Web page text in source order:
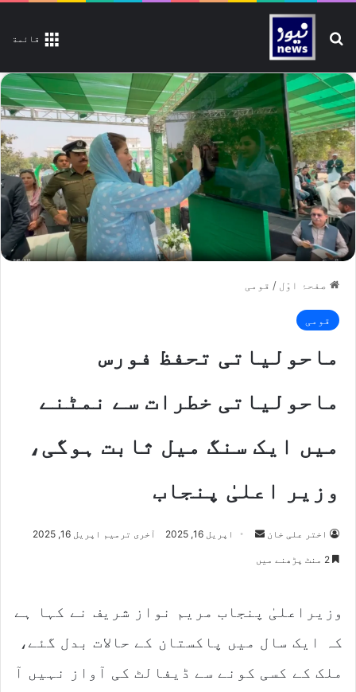
قائمة تلاش کیجیے
صفحۂ اوّل / قومی
قومی
ماحولیاتی تحفظ فورس
ماحولیاتی خطرات سے نمٹنے
میں ایک سنگ میل ثابت ہوگی،
وزیر اعلیٰ پنجاب
اختر علی خان
a
e
m
اپریل 16, 2025 آخری ترمیم اپریل 16, 2025
وزیراعلیٰ پنجاب مریم نواز شریف نے کہا ہے
کہ ایک سال میں پاکستان کے حالات بدل گئے،
ملک کے کسی کونے سے ڈیفالٹ کی آواز نہیں آ